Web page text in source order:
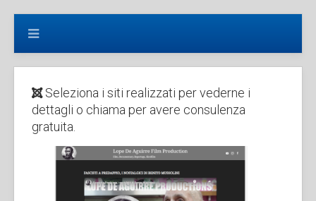
+3905831646749
Seleziona i siti realizzati per vederne i
dettagli o chiama per avere consulenza
gratuita.